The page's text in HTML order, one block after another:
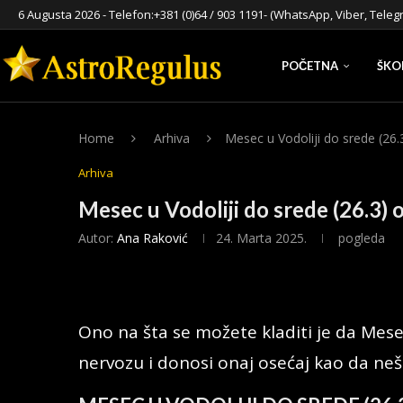
6 Augusta 2026 - Telefon:+381 (0)64 / 903 1191- (WhatsApp, Viber,
POČETNA
Home Arhiva Mesec u Vodoliji do srede
Arhiva
Mesec u Vodoliji do srede (26.3)
Autor: Ana Raković 24. Marta 2025. pogleda
Ono na šta se možete kladiti je da
nervozu i donosi onaj osećaj kao da